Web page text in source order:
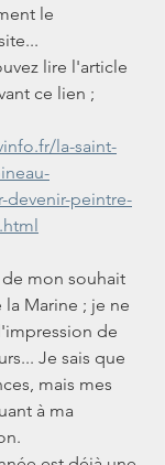
le
lire l'article
ce lien ;
la-saint-
devenir-peintre-
mon souhait
Marine ; je ne
de
Je sais que
mais mes
à ma